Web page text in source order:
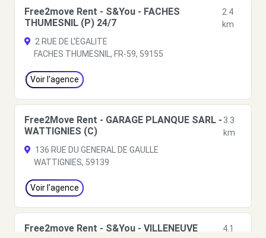
Free2move Rent - S&You - FACHES
THUMESNIL (P) 24/7
2.4
km
2 RUE DE L'EGALITE
FACHES THUMESNIL, FR-59, 59155
Voir l'agence
Free2Move Rent - GARAGE PLANQUE SARL -
WATTIGNIES (C)
3.3
km
136 RUE DU GENERAL DE GAULLE
WATTIGNIES, 59139
Voir l'agence
Free2move Rent - S&You - VILLENEUVE
4.1